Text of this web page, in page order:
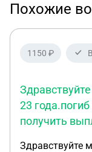
Похожие
1150 ₽
23
получить
Здравствуйте